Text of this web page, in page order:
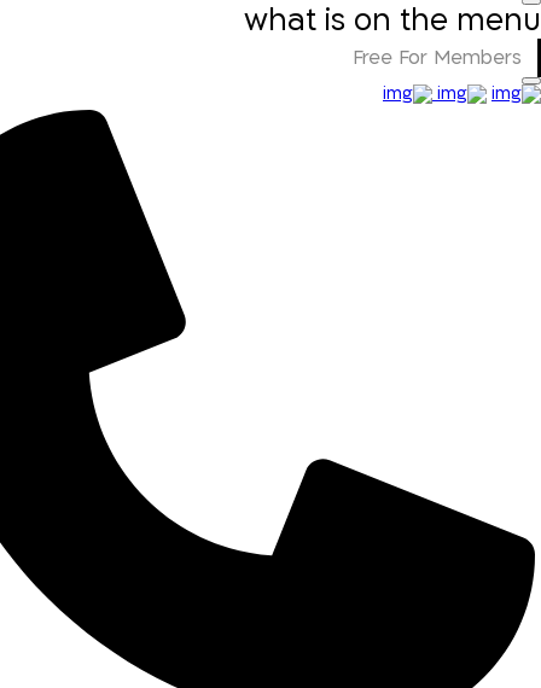
what is on the menu
Free For Members